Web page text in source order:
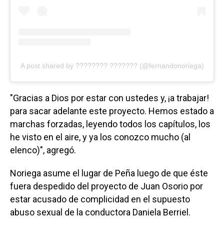
A post shared by ???????? ??????? (@fernandonoriega)
"Gracias a Dios por estar con ustedes y, ¡a trabajar!
para sacar adelante este proyecto. Hemos estado a
marchas forzadas, leyendo todos los capítulos, los
he visto en el aire, y ya los conozco mucho (al
elenco)", agregó.
Noriega asume el lugar de Peña luego de que éste
fuera despedido del proyecto de Juan Osorio por
estar acusado de complicidad en el supuesto
abuso sexual de la conductora Daniela Berriel.